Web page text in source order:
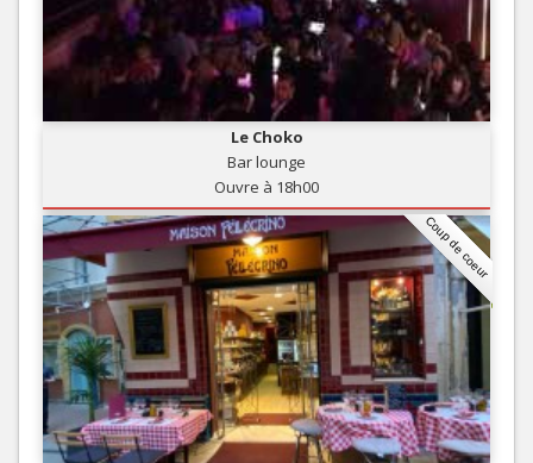
Le Choko
Bar lounge
Ouvre à 18h00
Coup de coeur